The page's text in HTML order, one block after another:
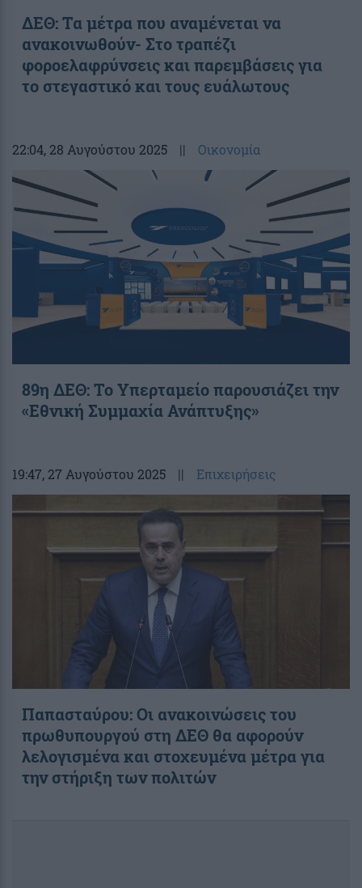
ΔΕΘ: Τα μέτρα που αναμένεται να
ανακοινωθούν- Στο τραπέζι
φοροελαφρύνσεις και παρεμβάσεις για
το στεγαστικό και τους ευάλωτους
22:04, 28 Αυγούστου 2025 || Οικονομία
89η ΔΕΘ: Το Υπερταμείο παρουσιάζει την
«Εθνική Συμμαχία Ανάπτυξης»
19:47, 27 Αυγούστου 2025 || Επιχειρήσεις
Παπασταύρου: Οι ανακοινώσεις του
πρωθυπουργού στη ΔΕΘ θα αφορούν
λελογισμένα και στοχευμένα μέτρα για
την στήριξη των πολιτών